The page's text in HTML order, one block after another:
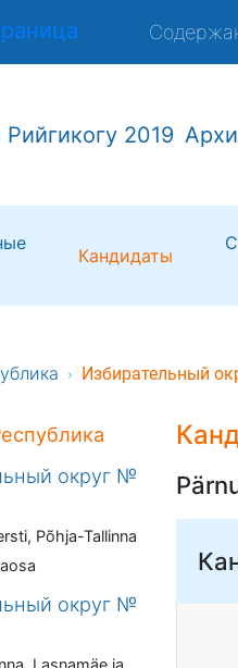
2019
Кандидаты
Избирательный
округ №
Põhja-Tallinna
округ №
Lasnamäe ja